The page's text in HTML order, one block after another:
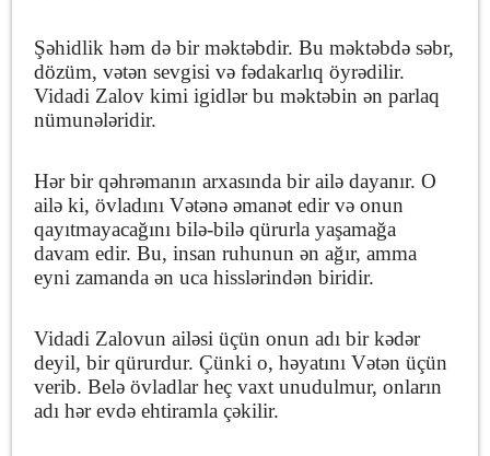
Şəhidlik həm də bir məktəbdir. Bu məktəbdə səbr,
dözüm, vətən sevgisi və fədakarlıq öyrədilir.
Vidadi Zalov kimi igidlər bu məktəbin ən parlaq
nümunələridir.
Hər bir qəhrəmanın arxasında bir ailə dayanır. O
ailə ki, övladını Vətənə əmanət edir və onun
qayıtmayacağını bilə-bilə qürurla yaşamağa
davam edir. Bu, insan ruhunun ən ağır, amma
eyni zamanda ən uca hisslərindən biridir.
Vidadi Zalovun ailəsi üçün onun adı bir kədər
deyil, bir qürurdur. Çünki o, həyatını Vətən üçün
verib. Belə övladlar heç vaxt unudulmur, onların
adı hər evdə ehtiramla çəkilir.